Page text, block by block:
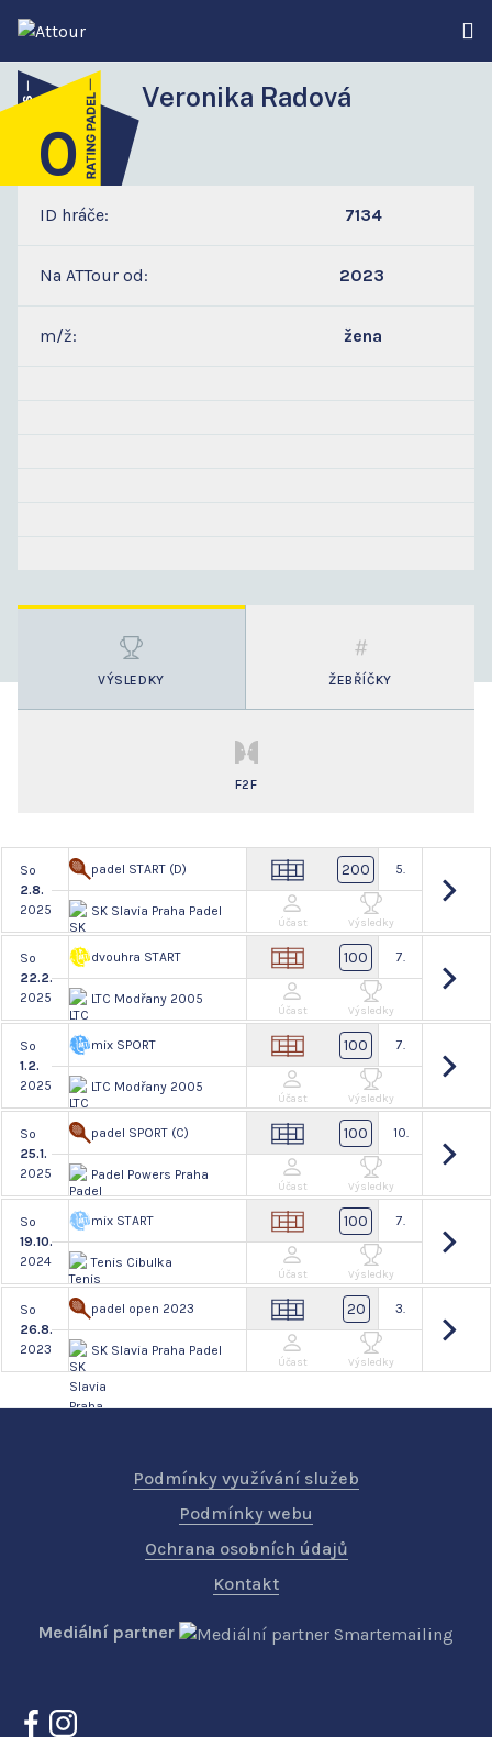
Veronika Radová
1
0
ID hráče: 7134
Na ATTour od: 2023
m/ž: žena
VÝSLEDKY ŽEBŘÍČKY
F2F
So
2.8.
2025
padel START (D)
SK Slavia Praha Padel
200 5.
Účast Výsledky
So
22.2.
2025
dvouhra START
LTC Modřany 2005
100 7.
Účast Výsledky
So
1.2.
2025
mix SPORT
LTC Modřany 2005
100 7.
Účast Výsledky
So
25.1.
2025
padel SPORT (C)
Padel Powers Praha
100 10.
Účast Výsledky
So
19.10.
2024
mix START
Tenis Cibulka
100 7.
Účast Výsledky
So
26.8.
2023
padel open 2023
SK Slavia Praha Padel
20 3.
Účast Výsledky
Podmínky využívání služeb
Podmínky webu
Ochrana osobních údajů
Kontakt
Mediální partner